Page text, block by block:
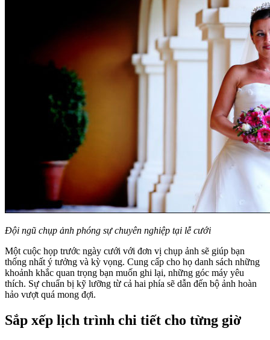
Đội ngũ chụp ảnh phóng sự chuyên nghiệp tại lễ cưới
Một cuộc họp trước ngày cưới với đơn vị chụp ảnh sẽ giúp bạn
thống nhất ý tưởng và kỳ vọng. Cung cấp cho họ danh sách những
khoảnh khắc quan trọng bạn muốn ghi lại, những góc máy yêu
thích. Sự chuẩn bị kỹ lưỡng từ cả hai phía sẽ dẫn đến bộ ảnh hoàn
hảo vượt quá mong đợi.
Sắp xếp lịch trình chi tiết cho từng giờ